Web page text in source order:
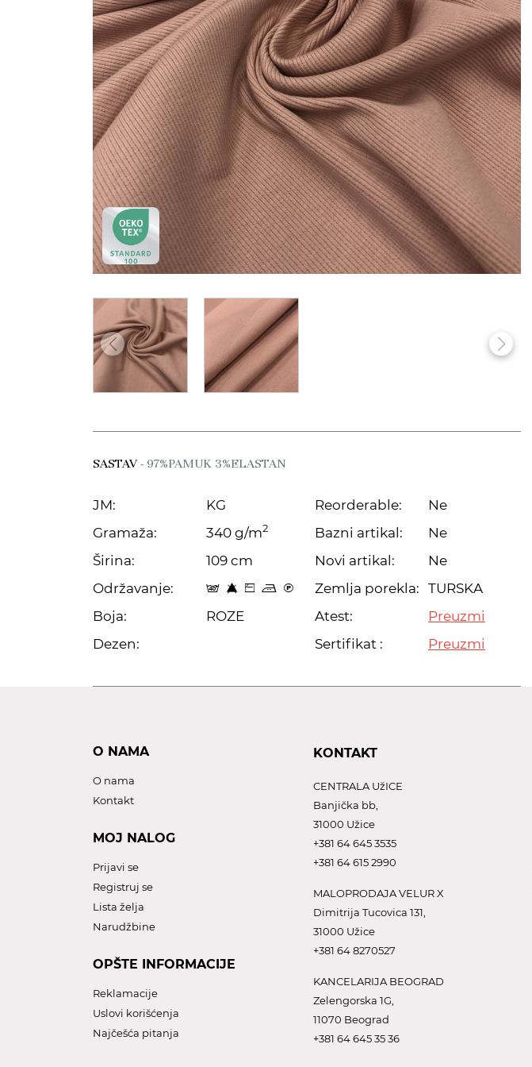
SASTAV- 97%PAMUK 3%ELASTAN
JM:
KG
Gramaža:
340 g/m2
Širina:
109 cm
Održavanje:
t 8 Z p C
Boja:
ROZE
Dezen:
Reorderable:
Ne
Bazni artikal:
Ne
Novi artikal:
Ne
Zemlja porekla: TURSKA
Atest:
Preuzmi
Sertifikat :
Preuzmi
O NAMA
O nama
Kontakt
MOJ NALOG
Prijavi se
Registruj se
Lista želja
Narudžbine
OPŠTE INFORMACIJE
Reklamacije
Uslovi korišćenja
Najčešća pitanja
KONTAKT
CENTRALA UžICE
Banjička bb,
31000 Užice
+381 64 645 3535
+381 64 615 2990
MALOPRODAJA VELUR X
Dimitrija Tucovica 131,
31000 Užice
+381 64 8270527
KANCELARIJA BEOGRAD
Zelengorska 1G,
11070 Beograd
+381 64 645 35 36